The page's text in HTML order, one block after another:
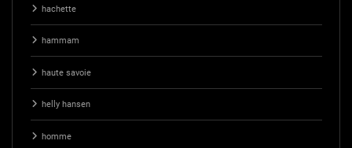
hachette
hammam
haute savoie
helly hansen
homme